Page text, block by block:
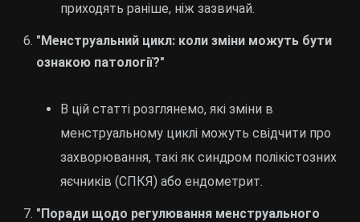
приходять раніше, ніж зазвичай.
"Менструальний цикл: коли зміни можуть бути
ознакою патології?"
В цій статті розглянемо, які зміни в
менструальному циклі можуть свідчити про
захворювання, такі як синдром полікістозних
яєчників (СПКЯ) або ендометрит.
"Поради щодо регулювання менструального